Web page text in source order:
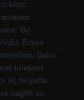
karşı
Bu
Erken
Daha
bileşeni
üç boyutta
sağlık ve